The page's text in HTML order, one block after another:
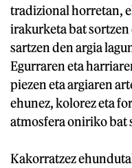
tradizional horretan,
irakurketa bat
sartzen den argia
Egurraren eta
piezen eta argiaren
ehunez, kolorez eta
atmosfera oniriko bat
Kakorratzez